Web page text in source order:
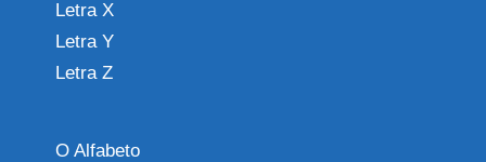
Letra X
Letra Y
Letra Z
O Alfabeto